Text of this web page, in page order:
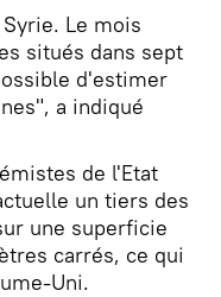
Le mois
situés dans sept
d'estimer
a indiqué
de l'Etat
un tiers des
une superficie
carrés, ce qui
Uni.